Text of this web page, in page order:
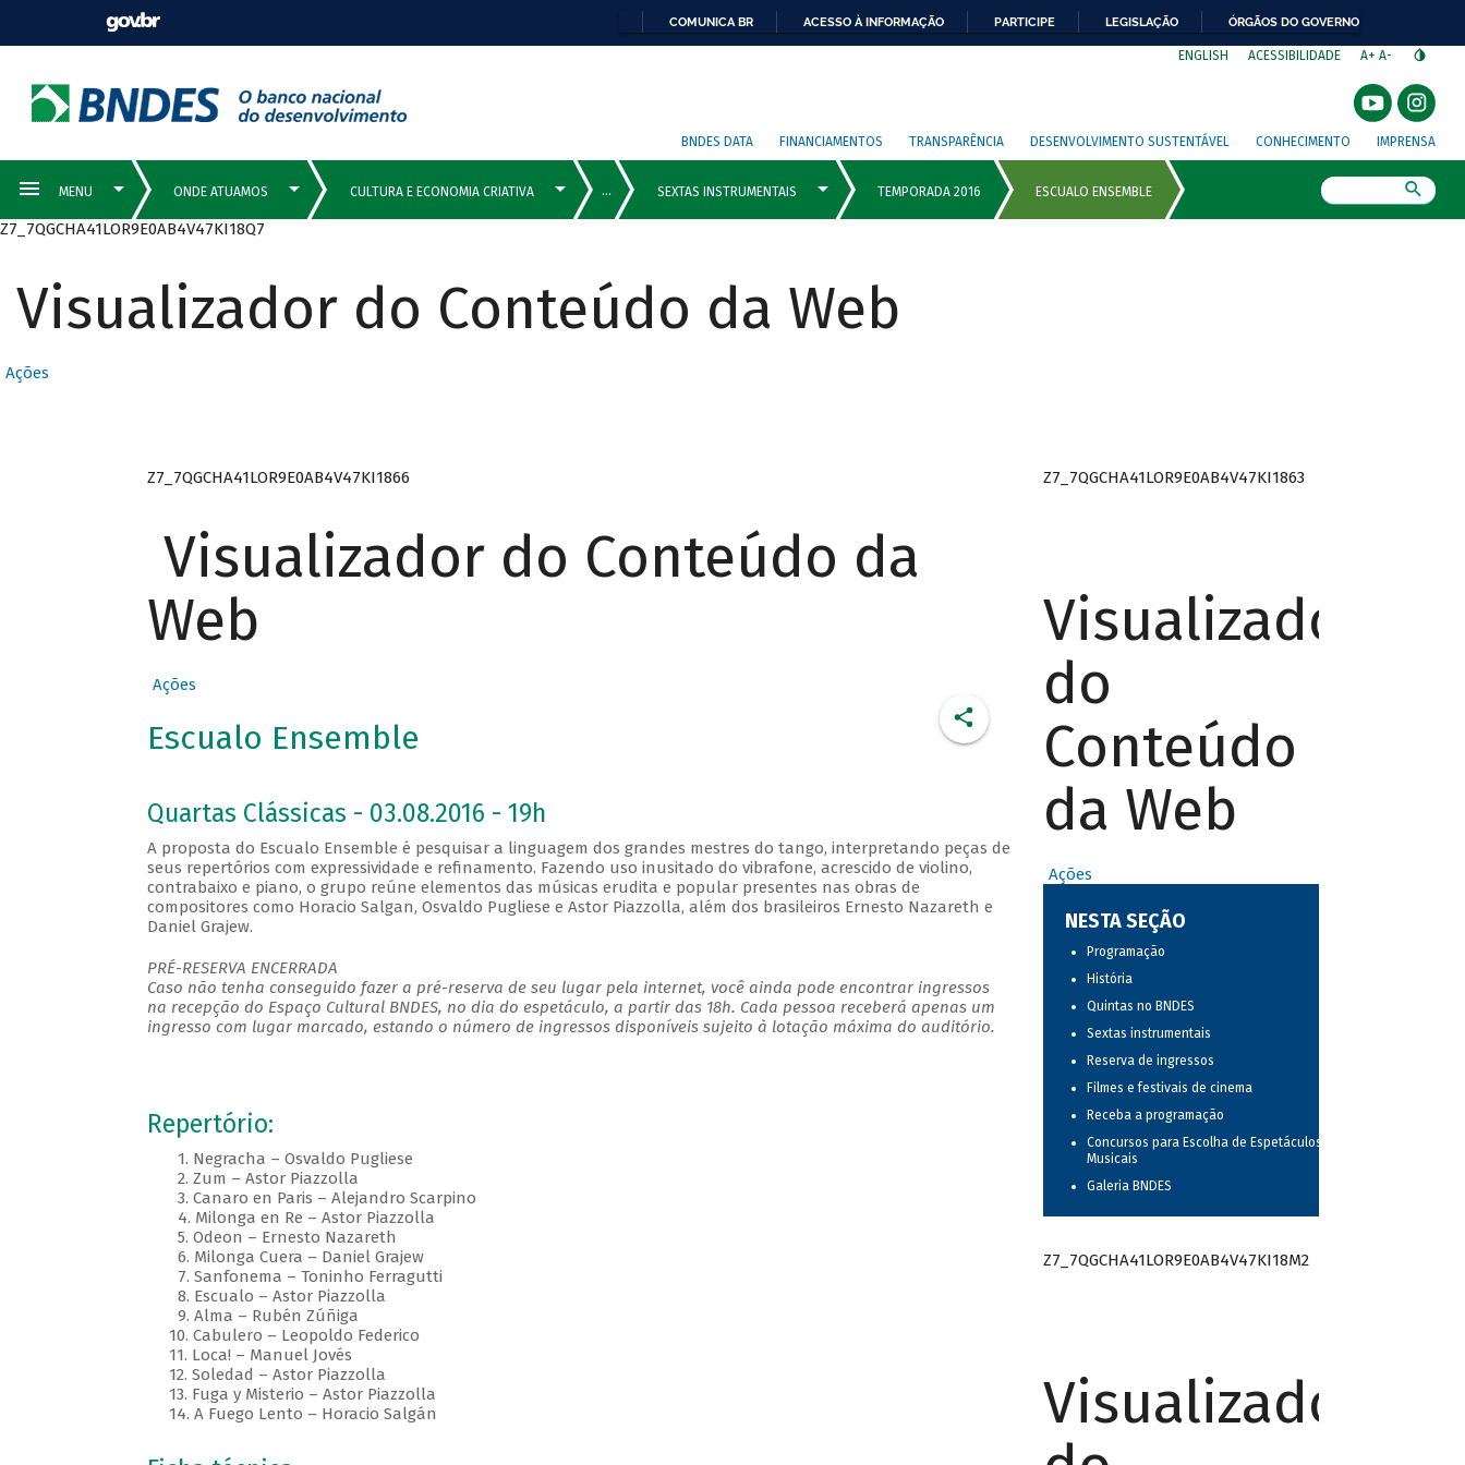
COMUNICA BR ACESSO À INFORMAÇÃO PARTICIPE LEGISLAÇÃO ÓRGÃOS DO GOVERNO
ENGLISH ACESSIBILIDADE A+ A-
BNDES DATA FINANCIAMENTOS TRANSPARÊNCIA DESENVOLVIMENTO SUSTENTÁVEL CONHECIMENTO IMPRENSA
Z7_7QGCHA41LOR9E0AB4V47KI18Q7
Visualizador do Conteúdo da Web
Ações
Z7_7QGCHA41LOR9E0AB4V47KI1866
Visualizador do Conteúdo da
Web
Ações
Escualo Ensemble
Quartas Clássicas - 03.08.2016 - 19h
A proposta do Escualo Ensemble é pesquisar a linguagem dos grandes mestres do tango, interpretando peças de
seus repertórios com expressividade e refinamento. Fazendo uso inusitado do vibrafone, acrescido de violino,
contrabaixo e piano, o grupo reúne elementos das músicas erudita e popular presentes nas obras de
compositores como Horacio Salgan, Osvaldo Pugliese e Astor Piazzolla, além dos brasileiros Ernesto Nazareth e
Daniel Grajew.
PRÉ-RESERVA ENCERRADA
Caso não tenha conseguido fazer a pré-reserva de seu lugar pela internet, você ainda pode encontrar ingressos
na recepção do Espaço Cultural BNDES, no dia do espetáculo, a partir das 18h. Cada pessoa receberá apenas um
ingresso com lugar marcado, estando o número de ingressos disponíveis sujeito à lotação máxima do auditório.
Repertório:
1. Negracha – Osvaldo Pugliese
2. Zum – Astor Piazzolla
3. Canaro en Paris – Alejandro Scarpino
4. Milonga en Re – Astor Piazzolla
5. Odeon – Ernesto Nazareth
6. Milonga Cuera – Daniel Grajew
7. Sanfonema – Toninho Ferragutti
8. Escualo – Astor Piazzolla
9. Alma – Rubén Zúñiga
10. Cabulero – Leopoldo Federico
11. Loca! – Manuel Jovés
12. Soledad – Astor Piazzolla
13. Fuga y Misterio – Astor Piazzolla
14. A Fuego Lento – Horacio Salgán
Z7_7QGCHA41LOR9E0AB4V47KI1863
Visualizador
do
Conteúdo
da Web
Ações
NESTA SEÇÃO
Programação
História
Quintas no BNDES
Sextas instrumentais
Reserva de ingressos
Filmes e festivais de cinema
Receba a programação
Concursos para Escolha de Espetáculos
Musicais
Galeria BNDES
Z7_7QGCHA41LOR9E0AB4V47KI18M2
Visualizador